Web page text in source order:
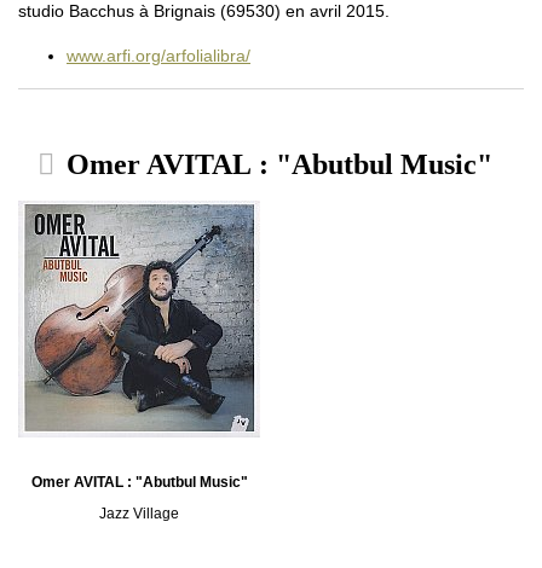
studio Bacchus à Brignais (69530) en avril 2015.
www.arfi.org/arfolialibra/
Omer AVITAL : "Abutbul Music"
Omer AVITAL : "Abutbul Music"
Jazz Village